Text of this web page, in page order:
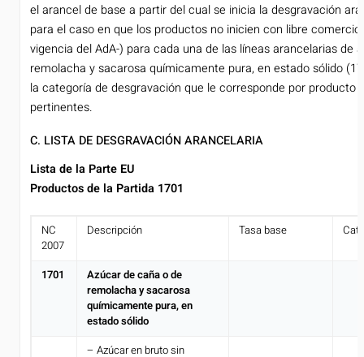
el arancel de base a partir del cual se inicia la desgravación
para el caso en que los productos no inicien con libre
vigencia del AdA-) para cada una de las líneas arancelarias de
remolacha y sacarosa químicamente pura, en estado sólido
la categoría de desgravación que le corresponde por producto
pertinentes.
C. LISTA DE DESGRAVACIÓN ARANCELARIA
Lista de la Parte EU
Productos de la Partida 1701
NC
2007
Descripción Tasa base
1701
Azúcar de caña o de
remolacha y sacarosa
químicamente pura, en
estado sólido
– Azúcar en bruto sin